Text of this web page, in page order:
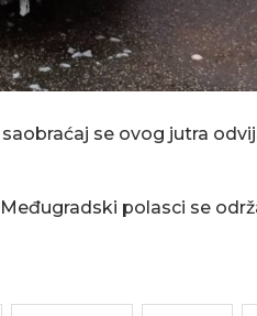
se ovog jutra
polasci se